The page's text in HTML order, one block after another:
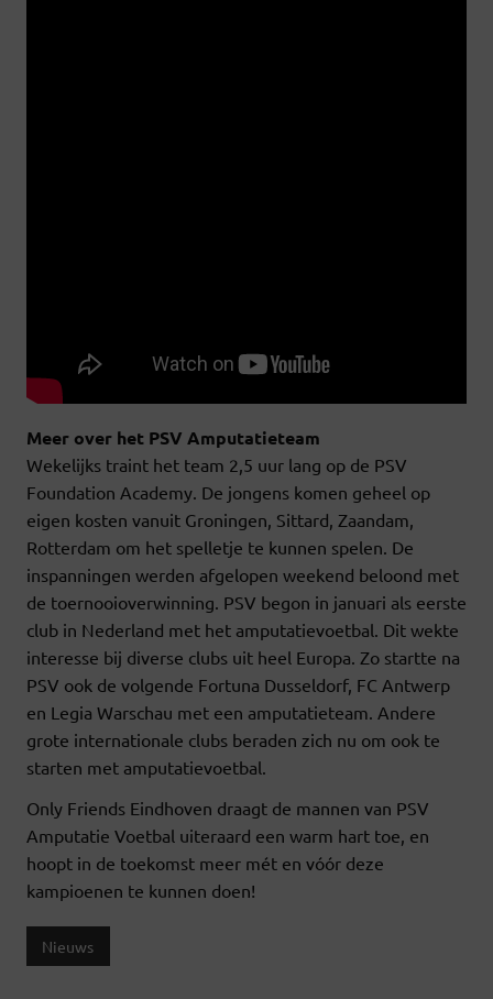
Meer over het PSV Amputatieteam
Wekelijks traint het team 2,5 uur lang op de PSV
Foundation Academy. De jongens komen geheel op
eigen kosten vanuit Groningen, Sittard, Zaandam,
Rotterdam om het spelletje te kunnen spelen. De
inspanningen werden afgelopen weekend beloond met
de toernooioverwinning. PSV begon in januari als eerste
club in Nederland met het amputatievoetbal. Dit wekte
interesse bij diverse clubs uit heel Europa. Zo startte na
PSV ook de volgende Fortuna Dusseldorf, FC Antwerp
en Legia Warschau met een amputatieteam. Andere
grote internationale clubs beraden zich nu om ook te
starten met amputatievoetbal.
Only Friends Eindhoven draagt de mannen van PSV
Amputatie Voetbal uiteraard een warm hart toe, en
hoopt in de toekomst meer mét en vóór deze
kampioenen te kunnen doen!
Nieuws